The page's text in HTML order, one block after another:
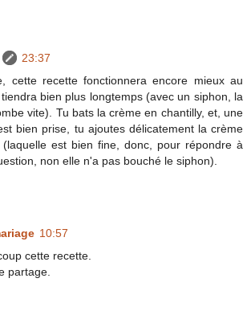
23:37
cette recette fonctionnera encore mieux au
bien plus longtemps (avec un siphon, la
vite). Tu bats la crème en chantilly, et, une
bien prise, tu ajoutes délicatement la crème
est bien fine, donc, pour répondre à
non elle n'a pas bouché le siphon).
10:57
cette recette.
partage.